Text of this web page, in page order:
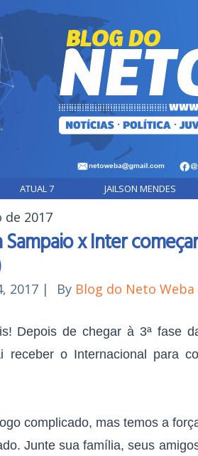
ATUAL 7 JAILSON MENDES
de 2017
Sampaio x Inter
2017 | By Blog do Neto Weba
Depois de chegar à 3ª fase
receber o Internacional para
complicado, mas temos a
Junte sua família, seus